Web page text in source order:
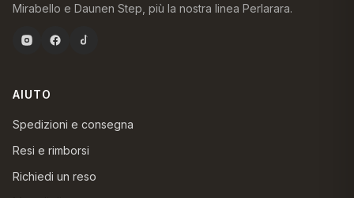
Mirabello e Daunen Step, più la nostra linea Perlarara.
AIUTO
Spedizioni e consegna
Resi e rimborsi
Richiedi un reso